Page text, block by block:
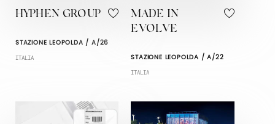
HYPHEN GROUP
STAZIONE LEOPOLDA / A/26
ITALIA
MADE IN
EVOLVE
STAZIONE LEOPOLDA / A/22
ITALIA